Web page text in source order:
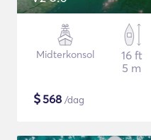
Midterkonsol
16 ft
5 m
$568 /dag